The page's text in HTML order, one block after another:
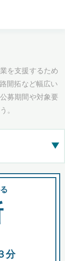
を支援するため
開拓など幅広い
募期間や対象要
。
▶
分